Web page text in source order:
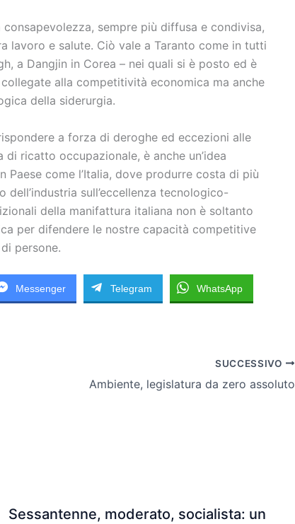
sempre più diffusa e condivisa,
lavoro e salute. Ciò vale a Taranto come in tutti
a Dangjin in Corea – nei quali si è posto ed è
alla competitività economica ma anche
della siderurgia.
a forza di deroghe ed eccezioni alle
ricatto occupazionale, è anche un’idea
come l’Italia, dove produrre costa di più
sull’eccellenza tecnologico-
della manifattura italiana non è soltanto
per difendere le nostre capacità competitive
persone.
Messenger Telegram WhatsApp
SUCCESSIVO
Ambiente, legislatura da zero assoluto
Sessantenne, moderato, socialista: un